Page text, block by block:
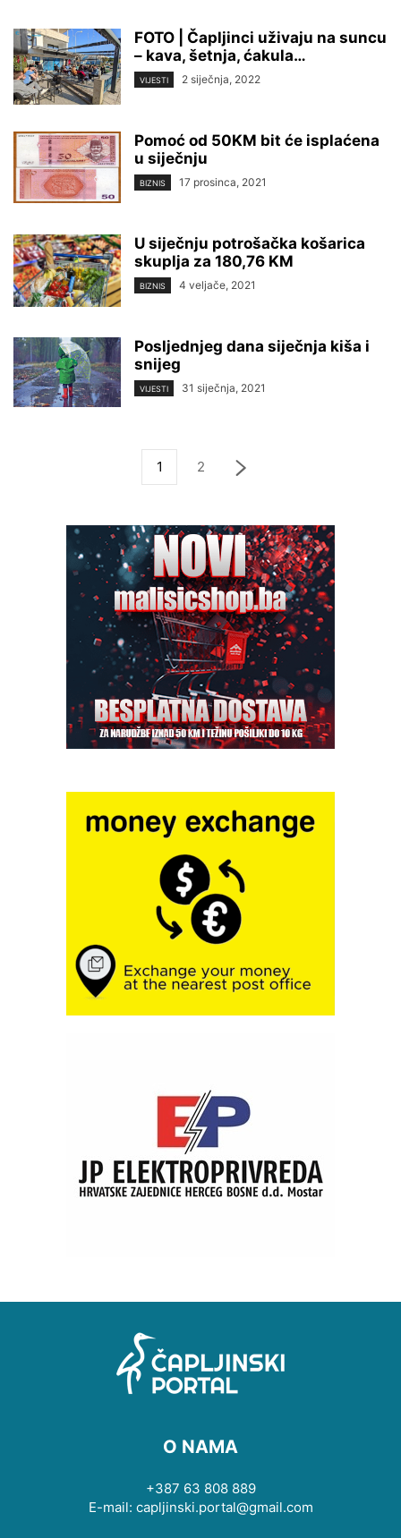
FOTO | Čapljinci uživaju na suncu
– kava, šetnja, ćakula…
VIJESTI 2 siječnja, 2022
Pomoć od 50KM bit će isplaćena
u siječnju
BIZNIS 17 prosinca, 2021
U siječnju potrošačka košarica
skuplja za 180,76 KM
BIZNIS 4 veljače, 2021
Posljednjeg dana siječnja kiša i
snijeg
VIJESTI 31 siječnja, 2021
1 2
O NAMA
+387 63 808 889
E-mail: capljinski.portal@gmail.com